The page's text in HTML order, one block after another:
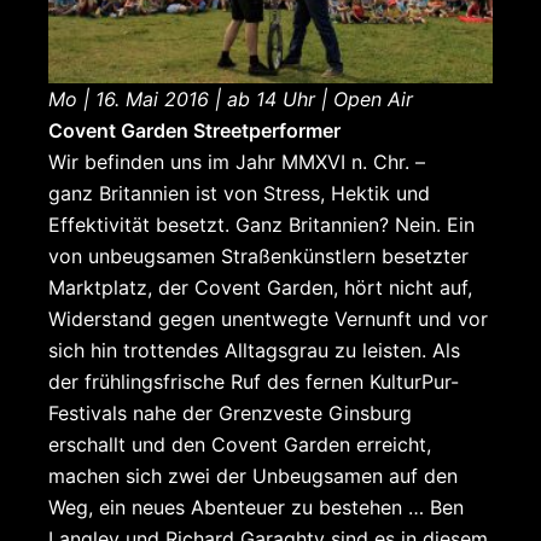
Mo | 16. Mai 2016 | ab 14 Uhr | Open Air
Covent Garden Streetperformer
Wir befinden uns im Jahr MMXVI n. Chr. –
ganz Britannien ist von Stress, Hektik und
Effektivität besetzt. Ganz Britannien? Nein. Ein
von unbeugsamen Straßenkünstlern besetzter
Marktplatz, der Covent Garden, hört nicht auf,
Widerstand gegen unentwegte Vernunft und vor
sich hin trottendes Alltagsgrau zu leisten. Als
der frühlingsfrische Ruf des fernen KulturPur-
Festivals nahe der Grenzveste Ginsburg
erschallt und den Covent Garden erreicht,
machen sich zwei der Unbeugsamen auf den
Weg, ein neues Abenteuer zu bestehen … Ben